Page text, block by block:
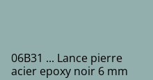
06B31 ... Lance pierre
acier epoxy noir 6 mm